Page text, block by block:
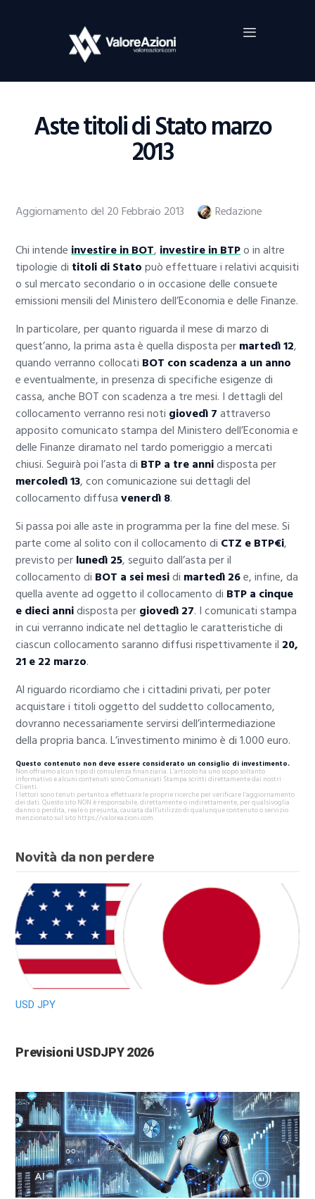
Aste titoli di Stato marzo
2013
Home
Investimenti
Borsa
Guide Al Trading
Aggiornamento del 20 Febbraio 2013 Redazione
Chi intendeinvestire in BOT,investire in BTPo in altre
tipologie di titoli di Statopuò effettuare i relativi acquisiti
o sul mercato secondario o in occasione delle consuete
emissioni mensili del Ministero dell’Economia e delle Finanze.
In particolare, per quanto riguarda il mese di marzo di
quest’anno, la prima asta è quella disposta permartedì 12,
quando verranno collocati BOT con scadenza a un anno
e eventualmente, in presenza di specifiche esigenze di
cassa, anche BOT con scadenza a tre mesi. I dettagli del
collocamento verranno resi noti giovedì 7attraverso
apposito comunicato stampa del Ministero dell’Economia e
delle Finanze diramato nel tardo pomeriggio a mercati
chiusi. Seguirà poi l’asta di BTP a tre annidisposta per
mercoledì 13, con comunicazione sui dettagli del
collocamento diffusavenerdì 8.
Si passa poi alle aste in programma per la fine del mese. Si
parte come al solito con il collocamento di CTZ e BTP€i,
previsto perlunedì 25, seguito dall’asta per il
collocamento di BOT a sei mesidi martedì 26e, infine, da
quella avente ad oggetto il collocamento di BTP a cinque
e dieci annidisposta pergiovedì 27. I comunicati stampa
in cui verranno indicate nel dettaglio le caratteristiche di
ciascun collocamento saranno diffusi rispettivamente il 20,
21 e 22 marzo.
Al riguardo ricordiamo che i cittadini privati, per poter
acquistare i titoli oggetto del suddetto collocamento,
dovranno necessariamente servirsi dell’intermediazione
della propria banca. L’investimento minimo è di 1.000 euro.
Questo contenuto non deve essere considerato un consiglio di investimento.
Non offriamo alcun tipo di consulenza finanziaria. L’articolo ha uno scopo soltanto
informativo e alcuni contenuti sono Comunicati Stampa scritti direttamente dai nostri
Clienti.
I lettori sono tenuti pertanto a effettuare le proprie ricerche per verificare l’aggiornamento
dei dati. Questo sito NON è responsabile, direttamente o indirettamente, per qualsivoglia
danno o perdita, reale o presunta, causata dall'utilizzo di qualunque contenuto o servizio
menzionato sul sito https://valoreazioni.com.
Novità da non perdere
USD JPY
Previsioni USDJPY 2026